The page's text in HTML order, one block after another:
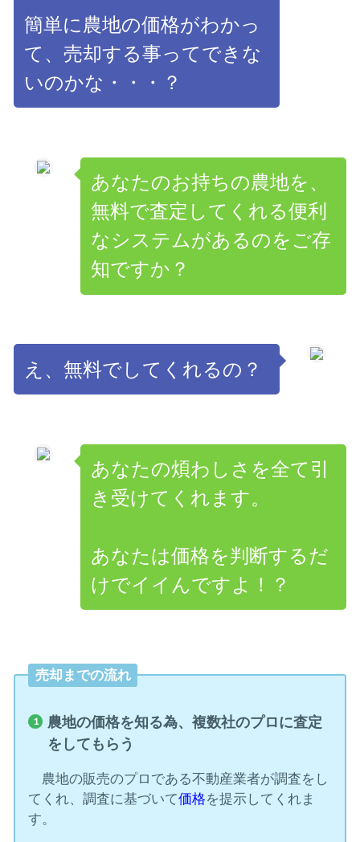
簡単に農地の価格がわかっ
て、売却する事ってできな
いのかな・・・？
あなたのお持ちの農地を、
無料で査定してくれる便利
なシステムがあるのをご存
知ですか？
え、無料でしてくれるの？
あなたの煩わしさを全て引
き受けてくれます。
あなたは価格を判断するだ
けでイイんですよ！？
売却までの流れ
農地の価格を知る為、複数社のプロに査定
をしてもらう
農地の販売のプロである不動産業者が調査をし
てくれ、調査に基づいて価格を提示してくれま
す。